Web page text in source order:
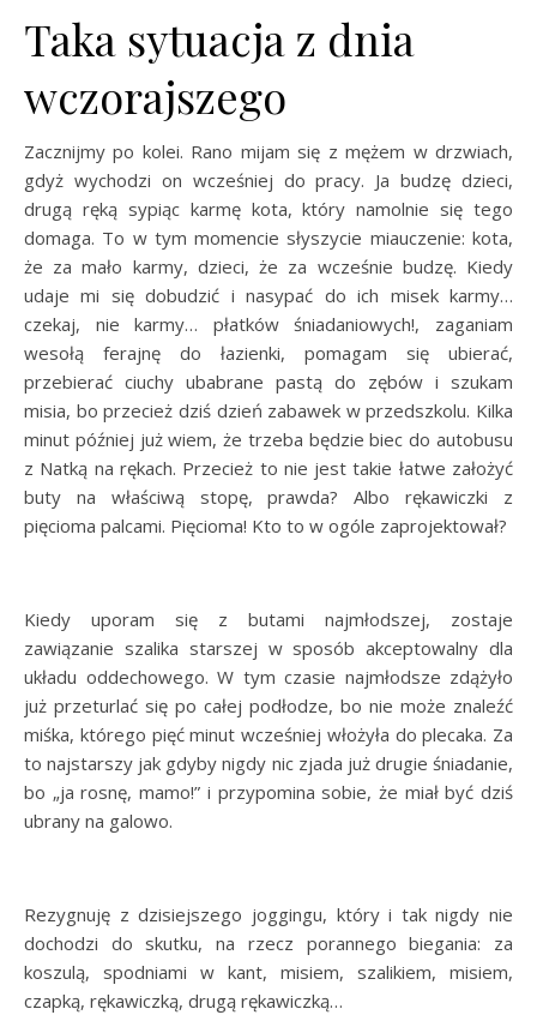
Taka sytuacja z dnia
wczorajszego
Zacznijmy po kolei. Rano mijam się z mężem w drzwiach,
gdyż wychodzi on wcześniej do pracy. Ja budzę dzieci,
drugą ręką sypiąc karmę kota, który namolnie się tego
domaga. To w tym momencie słyszycie miauczenie: kota,
że za mało karmy, dzieci, że za wcześnie budzę. Kiedy
udaje mi się dobudzić i nasypać do ich misek karmy…
czekaj, nie karmy… płatków śniadaniowych!, zaganiam
wesołą ferajnę do łazienki, pomagam się ubierać,
przebierać ciuchy ubabrane pastą do zębów i szukam
misia, bo przecież dziś dzień zabawek w przedszkolu. Kilka
minut później już wiem, że trzeba będzie biec do autobusu
z Natką na rękach. Przecież to nie jest takie łatwe założyć
buty na właściwą stopę, prawda? Albo rękawiczki z
pięcioma palcami. Pięcioma! Kto to w ogóle zaprojektował?
Kiedy uporam się z butami najmłodszej, zostaje
zawiązanie szalika starszej w sposób akceptowalny dla
układu oddechowego. W tym czasie najmłodsze zdążyło
już przeturlać się po całej podłodze, bo nie może znaleźć
miśka, którego pięć minut wcześniej włożyła do plecaka. Za
to najstarszy jak gdyby nigdy nic zjada już drugie śniadanie,
bo „ja rosnę, mamo!” i przypomina sobie, że miał być dziś
ubrany na galowo.
Rezygnuję z dzisiejszego joggingu, który i tak nigdy nie
dochodzi do skutku, na rzecz porannego biegania: za
koszulą, spodniami w kant, misiem, szalikiem, misiem,
czapką, rękawiczką, drugą rękawiczką…